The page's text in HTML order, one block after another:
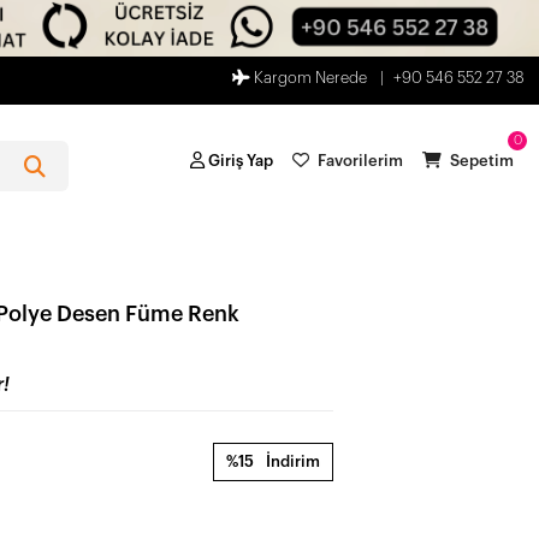
Kargom Nerede +90 546 552 27 38
Giriş Yap Favorilerim
0
Sepetim
Desen Füme Renk
%15 İndirim